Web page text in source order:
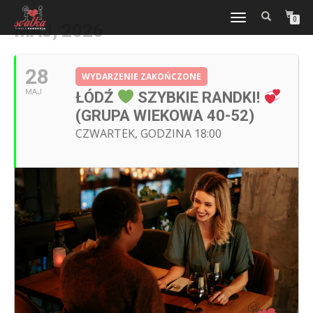
WŁĄCZ
0
MAJ, 2026
28
MAJ
WYDARZENIE ZAKOŃCZONE
ŁÓDŹ
SZYBKIE RANDKI!
(GRUPA WIEKOWA 40-52)
CZWARTEK, GODZINA 18:00